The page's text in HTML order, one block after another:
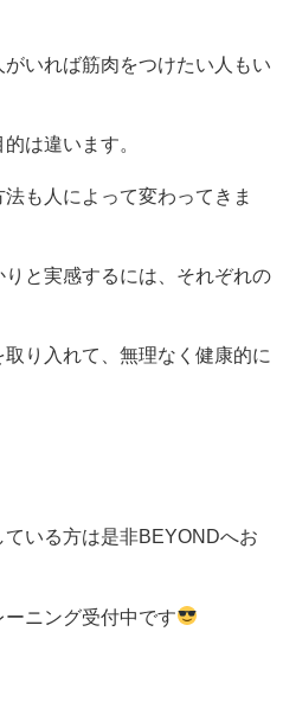
いれば筋肉をつけたい人もい
は違います。
も人によって変わってきま
りと実感するには、それぞれの
り入れて、無理なく健康的に
いる方は是非BEYONDへお
ニング受付中です